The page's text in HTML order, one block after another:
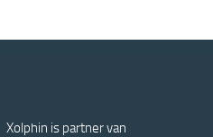
Xolphin is partner van